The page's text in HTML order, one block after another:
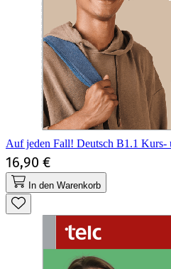
Auf jeden Fall! Deutsch B1.1 Kurs-
16,90 €
In den Warenkorb